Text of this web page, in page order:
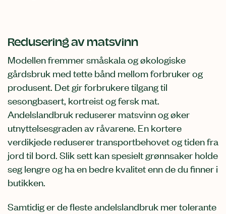
Redusering av matsvinn
Modellen fremmer småskala og økologiske
gårdsbruk med tette bånd mellom forbruker og
produsent. Det gir forbrukere tilgang til
sesongbasert, kortreist og fersk mat.
Andelslandbruk reduserer matsvinn og øker
utnyttelsesgraden av råvarene. En kortere
verdikjede reduserer transportbehovet og tiden fra
jord til bord. Slik sett kan spesielt grønnsaker holde
seg lengre og ha en bedre kvalitet enn de du finner i
butikken.
Samtidig er de fleste andelslandbruk mer tolerante